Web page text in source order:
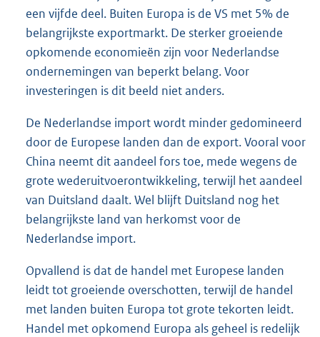
een vijfde deel. Buiten Europa is de VS met 5% de
belangrijkste exportmarkt. De sterker groeiende
opkomende economieën zijn voor Nederlandse
ondernemingen van beperkt belang. Voor
investeringen is dit beeld niet anders.
De Nederlandse import wordt minder gedomineerd
door de Europese landen dan de export. Vooral voor
China neemt dit aandeel fors toe, mede wegens de
grote wederuitvoerontwikkeling, terwijl het aandeel
van Duitsland daalt. Wel blijft Duitsland nog het
belangrijkste land van herkomst voor de
Nederlandse import.
Opvallend is dat de handel met Europese landen
leidt tot groeiende overschotten, terwijl de handel
met landen buiten Europa tot grote tekorten leidt.
Handel met opkomend Europa als geheel is redelijk